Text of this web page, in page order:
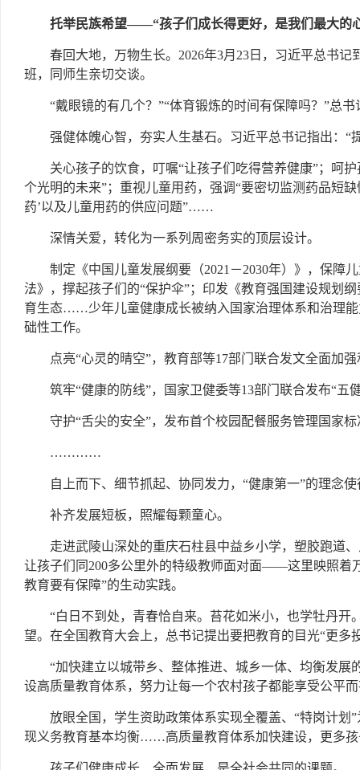
托举民族希望——“孩子们成长得更好，是我们最大的
春回大地，万物生长。2026年3月23日，习近平总书
班，同师生亲切交谈。
“戴眼镜的有几个？”“体育锻炼的时间有保障吗？”总
强健体魄心智，夯实人生基石。习近平总书记指出：“
关心孩子的饮食，叮嘱“让孩子们吃得营养健康”；呵
个光明的未来”；重视儿童用药，强调“要密切监测药品短
药’以及儿童用药的供应问题”……
深情关爱，转化为一系列周密务实的顶层设计。
制定《中国儿童发展纲要（2021－2030年）》，保障
法》，撑起孩子们的“保护伞”；印发《教育强国建设规划
育生态……少年儿童健康成长被纳入国家治理体系和治理
础性工作。
点亮“心灵的晴空”，教育部等17部门联合发文全面加
筑牢“健康的防线”，国家卫健委等13部门联合发布“
守护“舌尖的安全”，发布首个校园配餐服务管理国家
…………
自上而下、细节抓起、协同发力，“健康第一”的理念
补齐发展短板，照耀每颗童心。
走进武陵山深处的重庆石柱县中益乡小学，塑胶跑道
让孩子们同200多公里外的特级教师面对面——这里映照着
教育要有保障”的生动实践。
“白日不到处，青春恰自来。苔花如米小，也学牡丹
望。在全国教育大会上，总书记提出要把教育的目光“更多
“加快建立以城带乡、整体推进、城乡一体、均衡发展
设高质量教育体系，努力让每一个农村孩子都能享受公平
放眼全国，学生资助政策体系实现全覆盖、“特岗计划
现义务教育基本均衡……高质量教育体系加快建设，更多